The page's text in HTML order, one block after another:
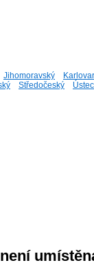
Jihomoravský
Středočeský